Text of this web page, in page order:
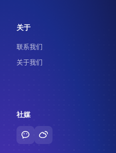
关于
联系我们
关于我们
社媒